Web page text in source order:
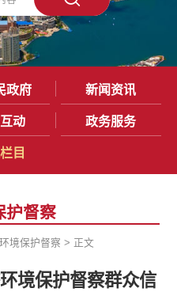
政府 新闻资讯
动 政务服务
目
护督察
境保护督察 > 正文
境保护督察群众信